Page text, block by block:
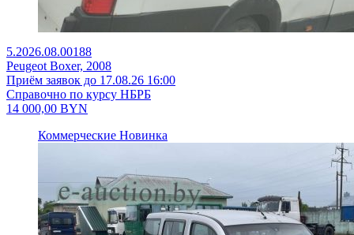
5.2026.08.00188
Peugeot Boxer, 2008
Приём заявок до 17.08.26 16:00
Справочно по курсу НБРБ
14 000,00 BYN
Коммерческие Новинка